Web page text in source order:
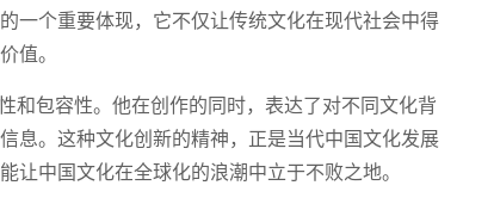
一个重要体现，它不仅让传统文化在现代社会中得
值。
和包容性。他在创作的同时，表达了对不同文化背
息。这种文化创新的精神，正是当代中国文化发展
让中国文化在全球化的浪潮中立于不败之地。